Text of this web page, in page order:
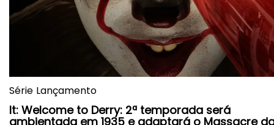
Série Lançamento
It: Welcome to Derry: 2ª temporada será
ambientada em 1935 e adaptará o Massacre